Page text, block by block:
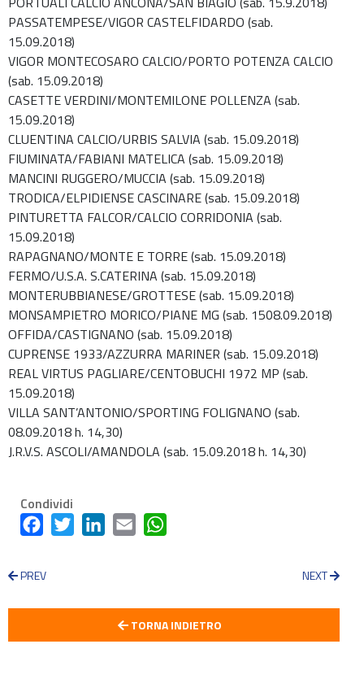
PASSATEMPESE/VIGOR CASTELFIDARDO (sab.
15.09.2018)
VIGOR MONTECOSARO CALCIO/PORTO POTENZA CALCIO
(sab. 15.09.2018)
CASETTE VERDINI/MONTEMILONE POLLENZA (sab.
15.09.2018)
CLUENTINA CALCIO/URBIS SALVIA (sab. 15.09.2018)
FIUMINATA/FABIANI MATELICA (sab. 15.09.2018)
MANCINI RUGGERO/MUCCIA (sab. 15.09.2018)
TRODICA/ELPIDIENSE CASCINARE (sab. 15.09.2018)
PINTURETTA FALCOR/CALCIO CORRIDONIA (sab.
15.09.2018)
RAPAGNANO/MONTE E TORRE (sab. 15.09.2018)
FERMO/U.S.A. S.CATERINA (sab. 15.09.2018)
MONTERUBBIANESE/GROTTESE (sab. 15.09.2018)
MONSAMPIETRO MORICO/PIANE MG (sab. 1508.09.2018)
OFFIDA/CASTIGNANO (sab. 15.09.2018)
CUPRENSE 1933/AZZURRA MARINER (sab. 15.09.2018)
REAL VIRTUS PAGLIARE/CENTOBUCHI 1972 MP (sab.
15.09.2018)
VILLA SANT’ANTONIO/SPORTING FOLIGNANO (sab.
08.09.2018 h. 14,30)
J.R.V.S. ASCOLI/AMANDOLA (sab. 15.09.2018 h. 14,30)
Condividi
FacebookTwitter LinkedInEmail
PREV NEXT
TORNA INDIETRO